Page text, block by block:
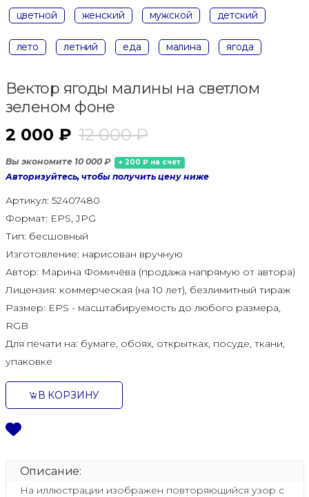
цветной женский мужской детский
лето летний еда малина ягода
Вектор ягоды малины на светлом
зеленом фоне
2 000 ₽ 12 000 ₽
Вы экономите 10 000 ₽ + 200 ₽ на счет
Авторизуйтесь, чтобы получить цену ниже
Артикул: 52407480
Формат: EPS, JPG
Тип: бесшовный
Изготовление: нарисован вручную
Автор: Марина Фомичёва (продажа напрямую от автора)
Лицензия: коммерческая (на 10 лет), безлимитный тираж
Размер: EPS - масштабируемость до любого размера,
RGB
Для печати на: бумаге, обоях, открытках, посуде, ткани,
упаковке
В КОРЗИНУ
Описание:
На иллюстрации изображен повторяющийся узор с